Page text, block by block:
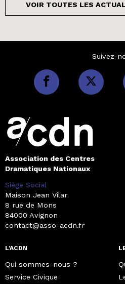
VOIR TOUTES LES
Suivez-
Association des Centres
Dramatiques Nationaux
Siège Social
Maison Jean Vilar
8 rue de Mons
84000 Avignon
contact@asso-acdn.fr
L'ACDN
Qui sommes-nous ?
Service Civique